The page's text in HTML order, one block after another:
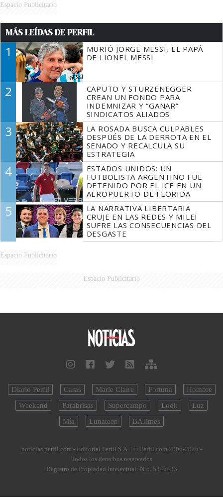
Espacio Publicitario
MÁS LEÍDAS DE PERFIL
1
MURIÓ JORGE MESSI, EL PAPÁ
DE LIONEL MESSI
2
CAPUTO Y STURZENEGGER
CREAN UN FONDO PARA
INDEMNIZAR Y “GANAR”
SINDICATOS ALIADOS
3
LA ROSADA BUSCA CULPABLES
DESPUÉS DE LA DERROTA EN EL
SENADO Y RECALCULA SU
ESTRATEGIA
4
ESTADOS UNIDOS: UN
FUTBOLISTA ARGENTINO FUE
DETENIDO POR EL ICE EN UN
AEROPUERTO DE FLORIDA
5
LA NARRATIVA LIBERTARIA
CRUJE EN LAS REDES Y MILEI
SUFRE LAS CONSECUENCIAS DEL
DESGASTE
Espacio Publicitario
Espacio Publicitario
Diario Perfil Caras Marie Claire Fortuna
Hombre
Weekend
Parabrisas Supercampo Look
Luz
Mía
Lunateen BATimes
noticias.perfil.com - Editorial Perfil S.A. | © Perfil.com 2006-2026 -
Todos los derechos reservados
Registro de Propiedad Intelectual: Nro. 5346433